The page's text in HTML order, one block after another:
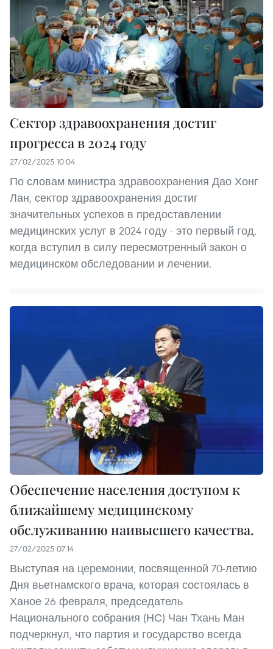
Сектор здравоохранения достиг
прогресса в 2024 году
27/02/2025 10:04
По словам министра здравоохранения Дао Хонг
Лан, сектор здравоохранения достиг
значительных успехов в предоставлении
медицинских услуг в 2024 году - это первый год,
когда вступил в силу пересмотренный закон о
медицинском обследовании и лечении.
Обеспечение населения доступом к
ближайшему медицинскому
обслуживанию наивысшего качества.
27/02/2025 07:14
Выступая на церемонии, посвященной 70-летию
Дня вьетнамского врача, которая состоялась в
Ханое 26 февраля, председатель
Национального собрания (НС) Чан Тхань Ман
подчеркнул, что партия и государство всегда